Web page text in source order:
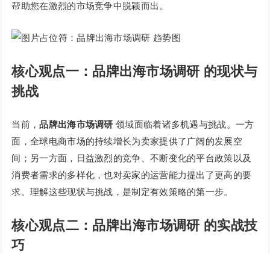
帮助您在激烈的市场竞争中脱颖而出。
核心观点一：品牌出海市场调研 的现状与
挑战
当前，品牌出海市场调研 领域面临着诸多机遇与挑战。一方
面，全球电商市场的持续增长为卖家提供了广阔的发展空
间；另一方面，日益激烈的竞争、不断变化的平台政策以及
消费者需求的多样化，也对卖家的运营能力提出了更高的要
求。理解这些现状与挑战，是制定有效策略的第一步。
核心观点二：品牌出海市场调研 的实战技
巧